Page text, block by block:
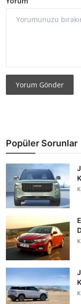
Yorum Gönder
Popüler Sorunlar